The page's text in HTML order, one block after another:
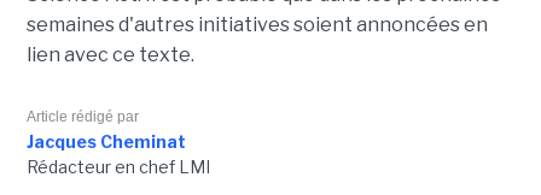
semaines d'autres initiatives soient annoncées en
lien avec ce texte.
Article rédigé par
Jacques Cheminat
Rédacteur en chef LMI